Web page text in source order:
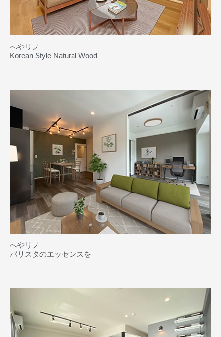
へやリノ
Korean Style Natural Wood
へやリノ
バリスタのエッセンスを